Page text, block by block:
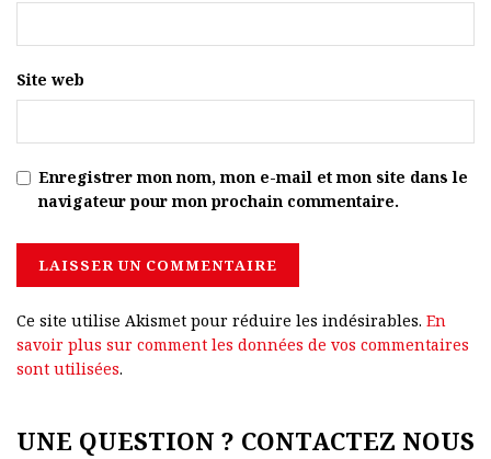
Site web
Enregistrer mon nom, mon e-mail et mon site dans le
navigateur pour mon prochain commentaire.
Ce site utilise Akismet pour réduire les indésirables. En
savoir plus sur comment les données de vos commentaires
sont utilisées.
UNE QUESTION ? CONTACTEZ NOUS